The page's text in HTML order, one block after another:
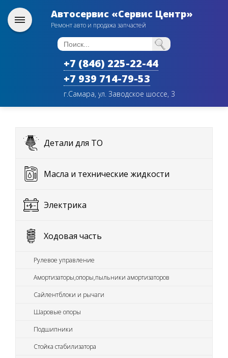
Автосервис «Сервис Центр»
Ремонт авто и продажа запчастей
+7 (846) 225-22-44
+7 939 714-79-53
г.Самара, ул. Заводское шоссе, 3
Детали для ТО
Масла и технические жидкости
Электрика
Ходовая часть
Рулевое управление
Амортизаторы,опоры,пыльники амортизаторов
Сайлентблоки и рычаги
Шаровые опоры
Подшипники
Стойка стабилизатора